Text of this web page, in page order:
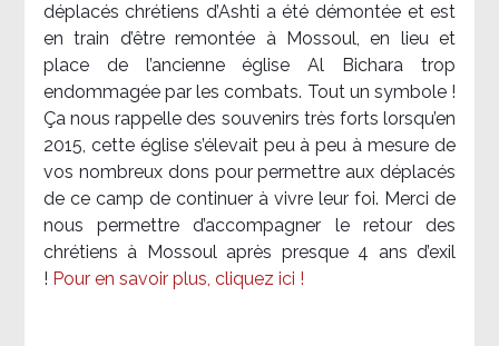
déplacés chrétiens d’Ashti a été démontée et est
en train d’être remontée à Mossoul, en lieu et
place de l’ancienne église Al Bichara trop
endommagée par les combats. Tout un symbole !
Ça nous rappelle des souvenirs très forts lorsqu’en
2015, cette église s’élevait peu à peu à mesure de
vos nombreux dons pour permettre aux déplacés
de ce camp de continuer à vivre leur foi. Merci de
nous permettre d’accompagner le retour des
chrétiens à Mossoul après presque 4 ans d’exil
! Pour en savoir plus, cliquez ici !